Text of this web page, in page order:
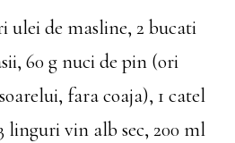
ulei de masline, 2 bucati
60 g nuci de pin (ori
fara coaja), 1 catel
linguri vin alb sec, 200 ml